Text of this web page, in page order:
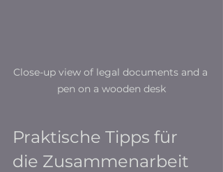
Close-up view of legal documents and a
pen on a wooden desk
Praktische Tipps für
die Zusammenarbeit